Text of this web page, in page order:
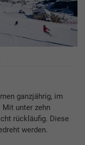
ganzjährig, im
unter zehn
rückläufig. Diese
werden.